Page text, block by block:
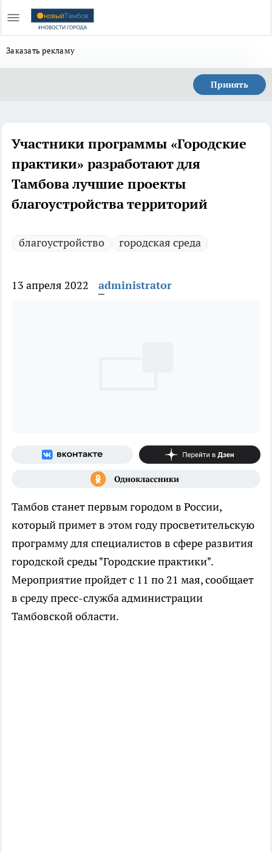
Заказать рекламу
Принять
Участники программы «Городские
практики» разработают для
Тамбова лучшие проекты
благоустройства территорий
благоустройство городская среда
13 апреля 2022 administrator
Тамбов станет первым городом в России,
который примет в этом году просветительскую
программу для специалистов в сфере развития
городской среды "Городские практики".
Мероприятие пройдет с 11 по 21 мая, сообщает
в среду пресс-служба администрации
Тамбовской области.